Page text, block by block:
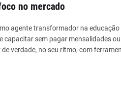
no mercado
agente transformador na
capacitar sem pagar mensalidades
verdade, no seu ritmo, com